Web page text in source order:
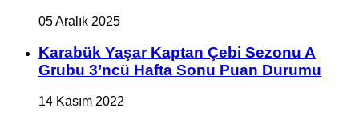
05 Aralık 2025
Karabük Yaşar Kaptan Çebi Sezonu A
Grubu 3’ncü Hafta Sonu Puan Durumu
14 Kasım 2022